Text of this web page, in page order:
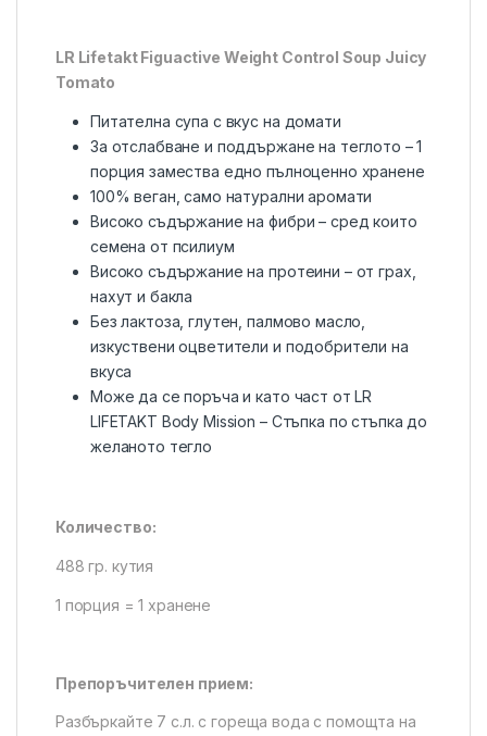
LR Lifetakt Figuactive Weight Control Soup Juicy
Tomato
Питателна супа с вкус на домати
За отслабване и поддържане на теглото – 1
порция замества едно пълноценно хранене
100% веган, само натурални аромати
Високо съдържание на фибри – сред които
семена от псилиум
Високо съдържание на протеини – от грах,
нахут и бакла
Без лактоза, глутен, палмово масло,
изкуствени оцветители и подобрители на
вкуса
Може да се поръча и като част от LR
LIFETAKT Body Mission – Стъпка по стъпка до
желаното тегло
Количество:
488 гр. кутия
1 порция = 1 хранене
Препоръчителен прием:
Разбъркайте 7 с.л. с гореща вода с помощта на